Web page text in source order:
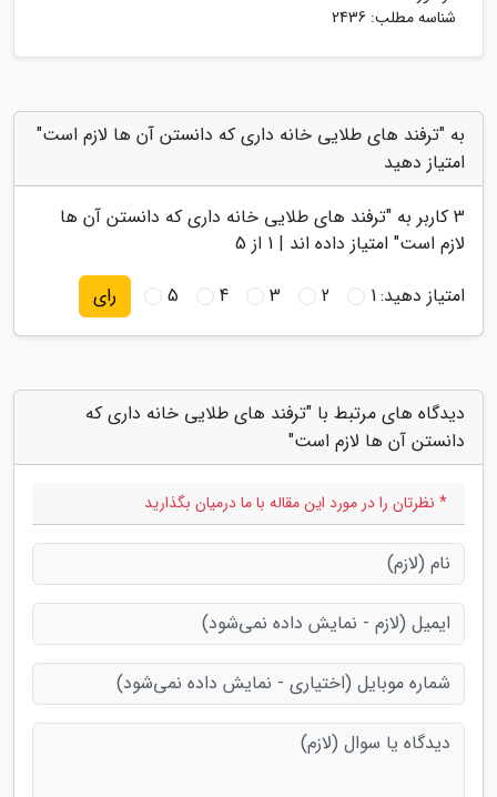
شناسه مطلب: 2436
به "ترفند های طلایی خانه داری که دانستن آن ها لازم است"
امتیاز دهید
3 کاربر به "ترفند های طلایی خانه داری که دانستن آن ها
لازم است" امتیاز داده اند | 1 از 5
امتیاز دهید:1
2
3
4
5 رای
دیدگاه های مرتبط با "ترفند های طلایی خانه داری که
دانستن آن ها لازم است"
* نظرتان را در مورد این مقاله با ما درمیان بگذارید